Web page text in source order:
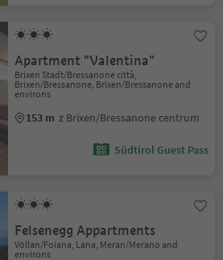
Apartment "Valentina"
Brixen Stadt/Bressanone città,
Brixen/Bressanone, Brixen/Bressanone and
environs
153 m z Brixen/Bressanone centrum
Südtirol Guest Pass
Felsenegg Appartments
Völlan/Foiana, Lana, Meran/Merano and
environs